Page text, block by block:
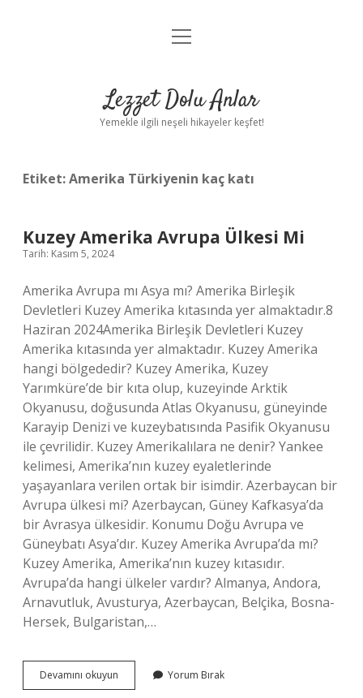
Anasayfa
Yasal Uyarı
menüyü
Lezzet Dolu Anlar
Yemekle ilgili neşeli hikayeler keşfet!
Etiket:Amerika Türkiyenin kaç katı
Kuzey Amerika Avrupa Ülkesi Mi
Tarih: Kasım 5, 2024
Amerika Avrupa mı Asya mı? Amerika Birleşik
Devletleri Kuzey Amerika kıtasında yer almaktadır.8
Haziran 2024Amerika Birleşik Devletleri Kuzey
Amerika kıtasında yer almaktadır. Kuzey Amerika
hangi bölgededir? Kuzey Amerika, Kuzey
Yarımküre’de bir kıta olup, kuzeyinde Arktik
Okyanusu, doğusunda Atlas Okyanusu, güneyinde
Karayip Denizi ve kuzeybatısında Pasifik Okyanusu
ile çevrilidir. Kuzey Amerikalılara ne denir? Yankee
kelimesi, Amerika’nın kuzey eyaletlerinde
yaşayanlara verilen ortak bir isimdir. Azerbaycan bir
Avrupa ülkesi mi? Azerbaycan, Güney Kafkasya’da
bir Avrasya ülkesidir. Konumu Doğu Avrupa ve
Güneybatı Asya’dır. Kuzey Amerika Avrupa’da mı?
Kuzey Amerika, Amerika’nın kuzey kıtasıdır.
Avrupa’da hangi ülkeler vardır? Almanya, Andora,
Arnavutluk, Avusturya, Azerbaycan, Belçika, Bosna-
Hersek, Bulgaristan,…
Devamını okuyun
Amerika
Yorum Bırak